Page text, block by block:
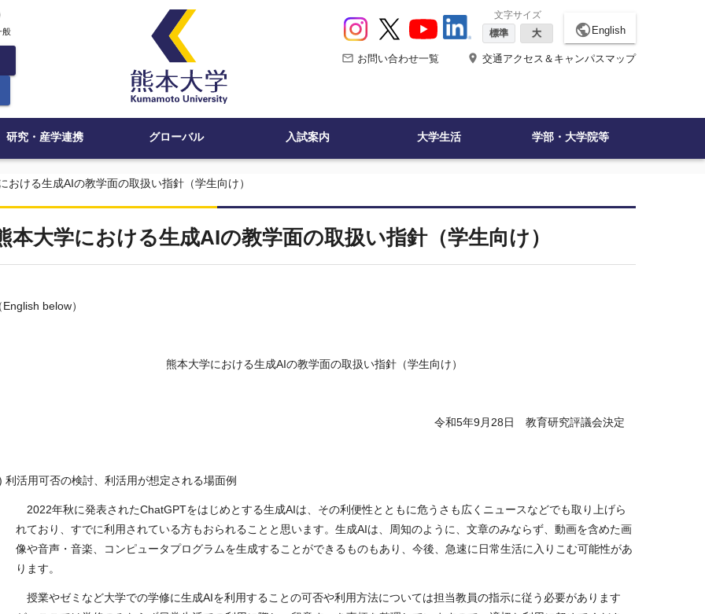
般
文字サイズ
標準
大 public English
mail_outline お問い合わせ一覧 place 交通アクセス＆キャンパスマップ
研究・産学連携 グローバル 入試案内 大学生活 学部・大学院等
おける生成AIの教学面の取扱い指針（学生向け）
本大学における生成AIの教学面の取扱い指針（学生向け）
English below）
熊本大学における生成AIの教学面の取扱い指針（学生向け）
令和5年9月 28日 教育研究評議会決定
利活用可否の検討、利活用が想定される場面例
2022年秋に発表されたChatGPTをはじめとする生成AIは、その利便性とともに危うさも広くニュースなどでも取り上げら
れており、すでに利用されている方もおられることと思います。生成AIは、周知のように、文章のみならず、動画を含めた画
像や音声・音楽、コンピュータプログラムを生成することができるものもあり、今後、急速に日常生活に入りこむ可能性があ
ります。
授業やゼミなど大学での学修に生成AIを利用することの可否や利用方法については担当教員の指示に従う必要があります